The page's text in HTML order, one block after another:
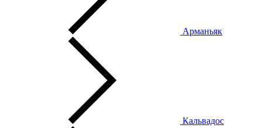
Арманьяк
Кальвадос